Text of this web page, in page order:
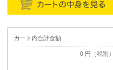
カート内合計金額
0 円（税別）